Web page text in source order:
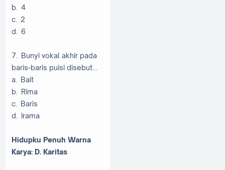
b. 4
c. 2
d. 6
7. Bunyi vokal akhir pada
baris-baris puisi disebut…
a. Bait
b. Rima
c. Baris
d. Irama
Hidupku Penuh Warna
Karya: D. Karitas